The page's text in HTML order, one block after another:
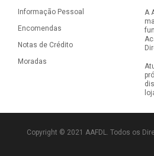
Informação Pessoal
Encomendas
Notas de Crédito
Moradas
A
Copyright © 2021 AAFDL. Todos os